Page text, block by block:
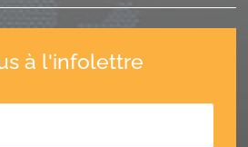
à l'infolettre